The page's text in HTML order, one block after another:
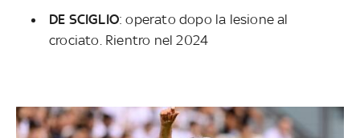
DE SCIGLIO: operato dopo la lesione al
crociato. Rientro nel 2024